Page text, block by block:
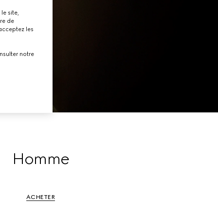
Homme
ACHETER
site,
de
les
notre